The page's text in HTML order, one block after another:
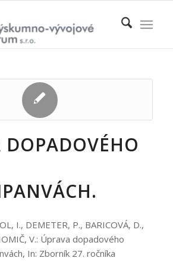
DOPADOVÉHO
I., DEMETER, P., BARICOVÁ, D.,
V.: Úprava dopadového
In: Zborník 27. ročníka